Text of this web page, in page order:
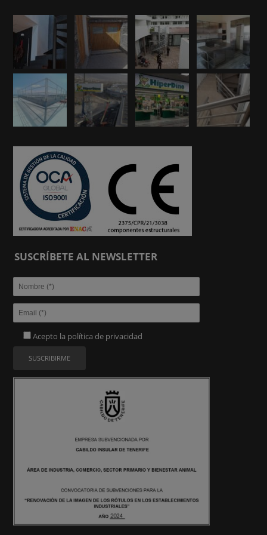
SUSCRÍBETE AL NEWSLETTER
Acepto la política de privacidad